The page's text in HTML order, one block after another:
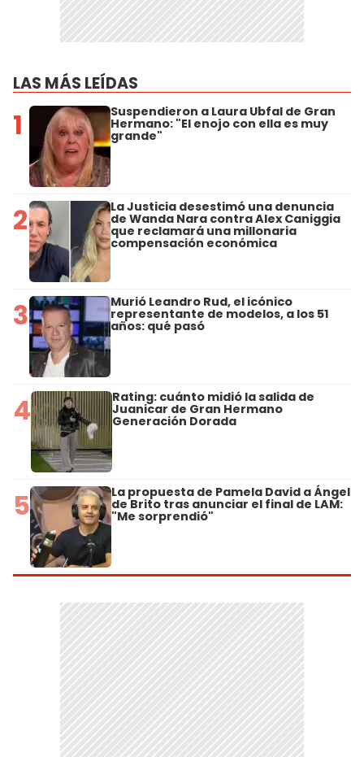
LAS MÁS LEÍDAS
1 Suspendieron a Laura Ubfal de Gran
Hermano: "El enojo con ella es muy
grande"
2 La Justicia desestimó una denuncia
de Wanda Nara contra Alex Caniggia
que reclamará una millonaria
compensación económica
3 Murió Leandro Rud, el icónico
representante de modelos, a los 51
años: qué pasó
4 Rating: cuánto midió la salida de
Juanicar de Gran Hermano
Generación Dorada
5 La propuesta de Pamela David a Ángel
de Brito tras anunciar el final de LAM:
"Me sorprendió"